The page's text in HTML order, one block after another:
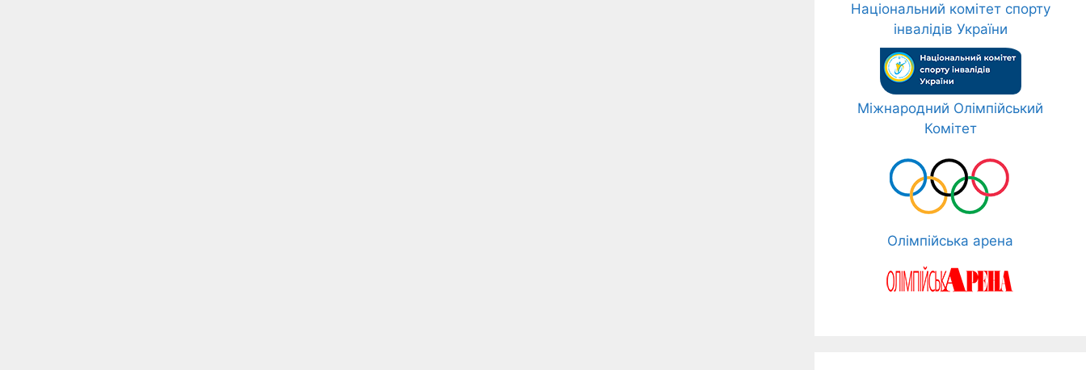
Національний комітет спорту
інвалідів України
Міжнародний Олімпійський
Комітет
Олімпійська арена